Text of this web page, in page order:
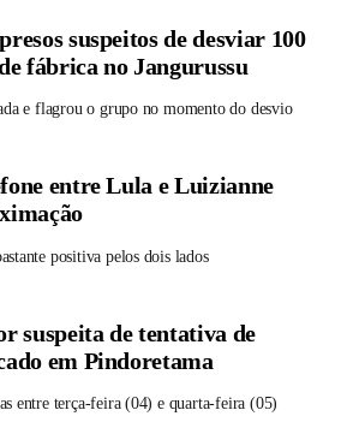
suspeitos de desviar 100
fábrica no Jangurussu
e flagrou o grupo no momento do desvio
entre Lula e Luizianne
positiva pelos dois lados
suspeita de tentativa de
em Pindoretama
entre terça-feira (04) e quarta-feira (05)